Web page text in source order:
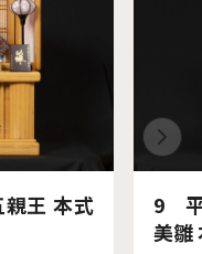
王 本式
9 平
美雛